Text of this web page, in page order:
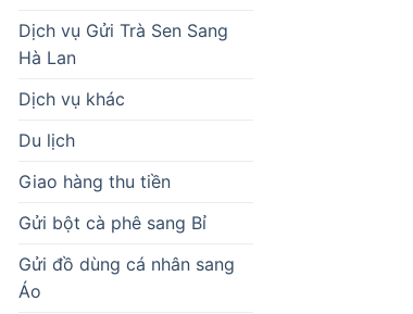
Dịch vụ Gửi Trà Sen Sang
Hà Lan
Dịch vụ khác
Du lịch
Giao hàng thu tiền
Gửi bột cà phê sang Bỉ
Gửi đồ dùng cá nhân sang
Áo